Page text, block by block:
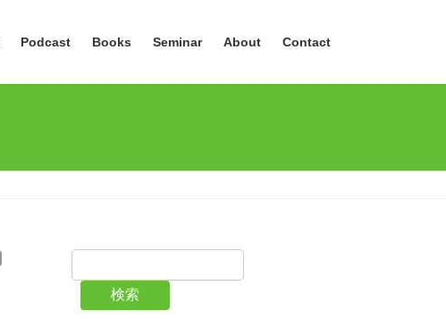
Podcast Books Seminar About Contact
検索